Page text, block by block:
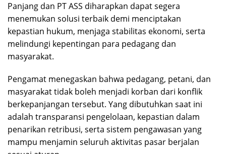
Panjang dan PT ASS diharapkan dapat segera
menemukan solusi terbaik demi menciptakan
kepastian hukum, menjaga stabilitas ekonomi, serta
melindungi kepentingan para pedagang dan
masyarakat.
Pengamat menegaskan bahwa pedagang, petani, dan
masyarakat tidak boleh menjadi korban dari konflik
berkepanjangan tersebut. Yang dibutuhkan saat ini
adalah transparansi pengelolaan, kepastian dalam
penarikan retribusi, serta sistem pengawasan yang
mampu menjamin seluruh aktivitas pasar berjalan